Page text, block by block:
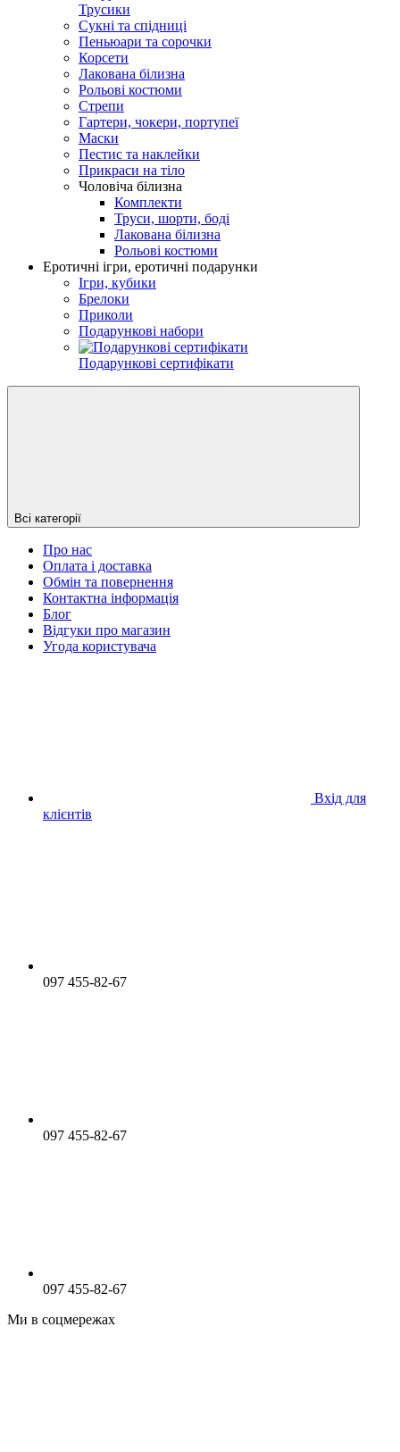
Трусики
Сукні та спідниці
Пеньюари та сорочки
Корсети
Лакована білизна
Рольові костюми
Стрепи
Гартери, чокери, портупеї
Маски
Пестис та наклейки
Прикраси на тіло
Чоловіча білизна
Комплекти
Труси, шорти, боді
Лакована білизна
Рольові костюми
Еротичні ігри, еротичні подарунки
Ігри, кубики
Брелоки
Приколи
Подарункові набори
Подарункові сертифікати
Всі категорії
Про нас
Оплата і доставка
Обмін та повернення
Контактна інформація
Блог
Відгуки про магазин
Угода користувача
Вхід для
клієнтів
097 455-82-67
097 455-82-67
097 455-82-67
Ми в соцмережах